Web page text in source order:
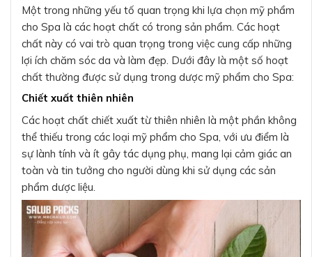
Một trong những yếu tố quan trọng khi lựa chọn mỹ phẩm
cho Spa là các hoạt chất có trong sản phẩm. Các hoạt
chất này có vai trò quan trọng trong việc cung cấp những
lợi ích chăm sóc da và làm đẹp. Dưới đây là một số hoạt
chất thường được sử dụng trong dược mỹ phẩm cho Spa:
Chiết xuất thiên nhiên
Các hoạt chất chiết xuất từ thiên nhiên là một phần không
thể thiếu trong các loại mỹ phẩm cho Spa, với ưu điểm là
sự lành tính và ít gây tác dụng phụ, mang lại cảm giác an
toàn và tin tưởng cho người dùng khi sử dụng các sản
phẩm dược liệu.